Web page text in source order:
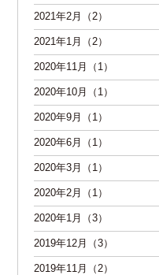
2021年2月（2）
2021年1月（2）
2020年11月（1）
2020年10月（1）
2020年9月（1）
2020年6月（1）
2020年3月（1）
2020年2月（1）
2020年1月（3）
2019年12月（3）
2019年11月（2）